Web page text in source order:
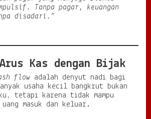
Tanpa pagar, keuangan
disadari.”
Kas dengan Bijak
flow adalah denyut nadi bagi
usaha kecil bangkrut bukan
tetapi karena tidak mampu
masuk dan keluar.